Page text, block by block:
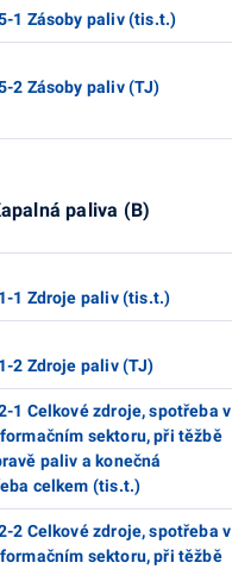
1 Zásoby paliv (tis.t.)
2 Zásoby paliv (TJ)
paliva (B)
1 Zdroje paliv (tis.t.)
2 Zdroje paliv (TJ)
1 Celkové zdroje, spotřeba v
sektoru, při těžbě
paliv a konečná
celkem (tis.t.)
2 Celkové zdroje, spotřeba v
sektoru, při těžbě